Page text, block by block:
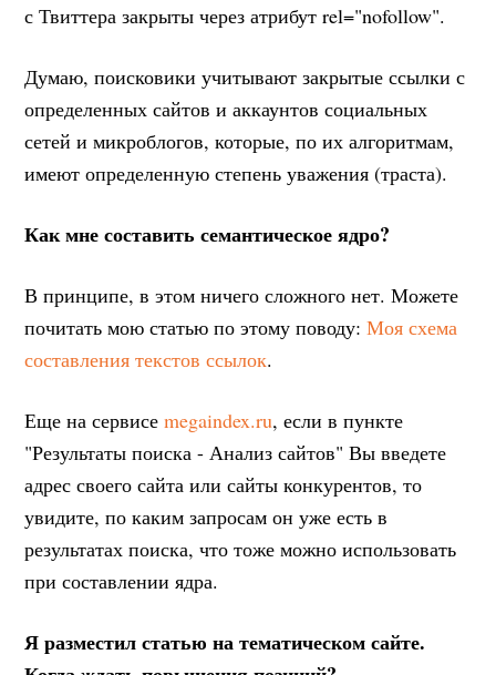
с Твиттера закрыты через атрибут rel="nofollow".
Думаю, поисковики учитывают закрытые ссылки с
определенных сайтов и аккаунтов социальных
сетей и микроблогов, которые, по их алгоритмам,
имеют определенную степень уважения (траста).
Как мне составить семантическое ядро?
В принципе, в этом ничего сложного нет. Можете
почитать мою статью по этому поводу:Моя схема
составления текстов ссылок.
Еще на сервисеmegaindex.ru, если в пункте
"Результаты поиска - Анализ сайтов" Вы введете
адрес своего сайта или сайты конкурентов, то
увидите, по каким запросам он уже есть в
результатах поиска, что тоже можно использовать
при составлении ядра.
Я разместил статью на тематическом сайте.